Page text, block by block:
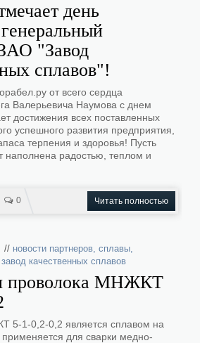
день
"Завод
сплавов"!
от всего сердца
Валерьевича Наумова с днем
достижения всех поставленных
успешного развития предприятия,
терпения и здоровья! Пусть
наполнена радостью, теплом и
0 Читать полностью
// новости партнеров, сплавы,
завод качественных сплавов
проволока МНЖКТ
5-1-0,2-0,2 является сплавом на
для сварки медно-